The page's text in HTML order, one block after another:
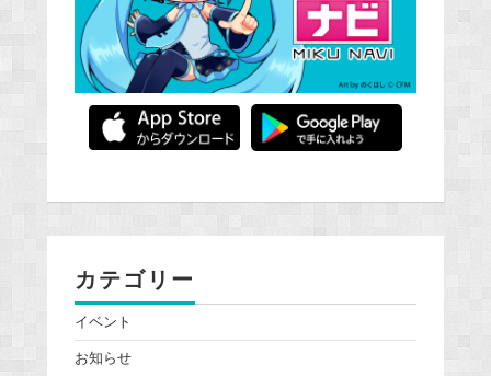
カテゴリー
イベント
お知らせ